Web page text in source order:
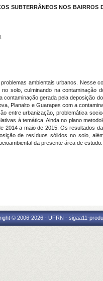
SUBTERRÂNEOS NOS
ambientais urbanos. Nesse
solo, culminando na
gerada pela deposição
Planalto e Guarapes com a
entre urbanização, problemática
à temática. Ainda no plano
a maio de 2015. Os resultados
de resíduos sólidos no solo,
da presente área de estudo.
© 2006-2026 - UFRN - sigaa11-